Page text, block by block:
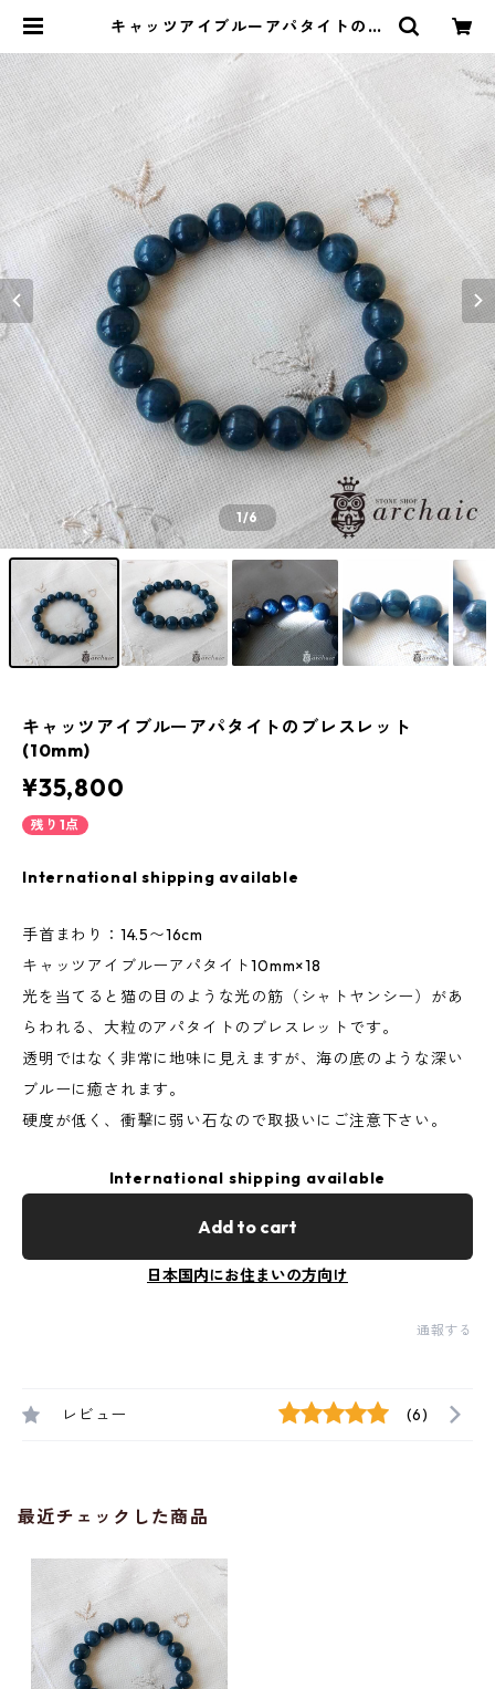
キャッツアイブルーアパタイトのブ
ップアルカイック
1/6
キャッツアイブルーアパタイトのブレスレット
(10mm)
¥35,800
残り1点
International shipping available
手首まわり：14.5〜16cm
キャッツアイブルーアパタイト10mm×18
光を当てると猫の目のような光の筋（シャトヤンシー）があ
らわれる、大粒のアパタイトのブレスレットです。
透明ではなく非常に地味に見えますが、海の底のような深い
ブルーに癒されます。
硬度が低く、衝撃に弱い石なので取扱いにご注意下さい。
International shipping available
Add to cart
日本国内にお住まいの方向け
通報する
レビュー (6)
最近チェックした商品